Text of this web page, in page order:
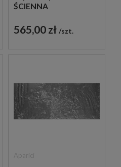
ŚCIENNA
565,00 zł szt.